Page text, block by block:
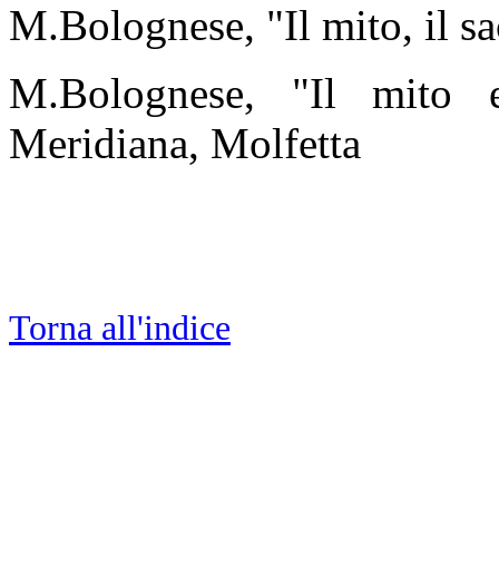
M.Bolognese, "Il mito, il
M.Bolognese, "Il mito
Meridiana, Molfetta
Torna all'indice